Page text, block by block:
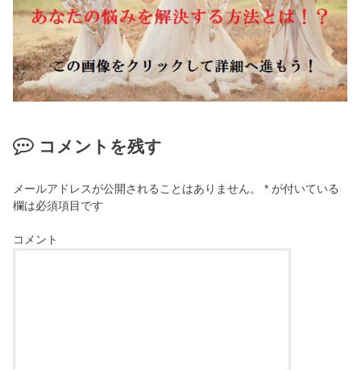
コメントを残す
メールアドレスが公開されることはありません。 * が付いている
欄は必須項目です
コメント